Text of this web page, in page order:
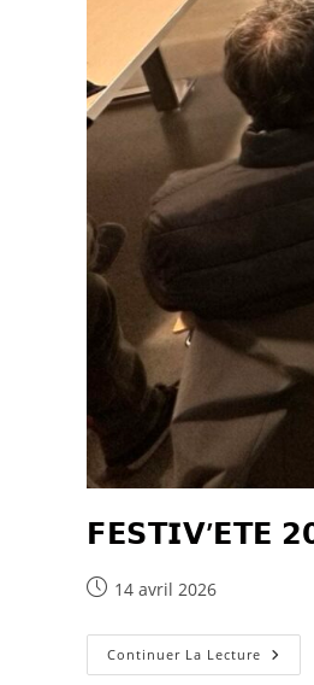
𝗙𝗘𝗦𝗧𝗜𝗩’𝗘𝗧𝗘
14 avril 2026
Continuer La Lecture